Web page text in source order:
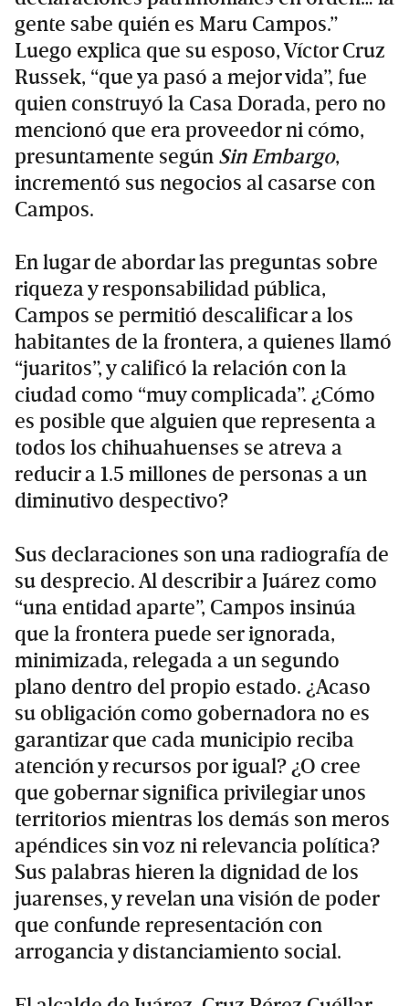
gente sabe quién es Maru Campos.”
Luego explica que su esposo, Víctor Cruz
Russek, “que ya pasó a mejor vida”, fue
quien construyó la Casa Dorada, pero no
mencionó que era proveedor ni cómo,
presuntamente según Sin Embargo,
incrementó sus negocios al casarse con
Campos.
En lugar de abordar las preguntas sobre
riqueza y responsabilidad pública,
Campos se permitió descalificar a los
habitantes de la frontera, a quienes llamó
“juaritos”, y calificó la relación con la
ciudad como “muy complicada”. ¿Cómo
es posible que alguien que representa a
todos los chihuahuenses se atreva a
reducir a 1.5 millones de personas a un
diminutivo despectivo?
Sus declaraciones son una radiografía de
su desprecio. Al describir a Juárez como
“una entidad aparte”, Campos insinúa
que la frontera puede ser ignorada,
minimizada, relegada a un segundo
plano dentro del propio estado. ¿Acaso
su obligación como gobernadora no es
garantizar que cada municipio reciba
atención y recursos por igual? ¿O cree
que gobernar significa privilegiar unos
territorios mientras los demás son meros
apéndices sin voz ni relevancia política?
Sus palabras hieren la dignidad de los
juarenses, y revelan una visión de poder
que confunde representación con
arrogancia y distanciamiento social.